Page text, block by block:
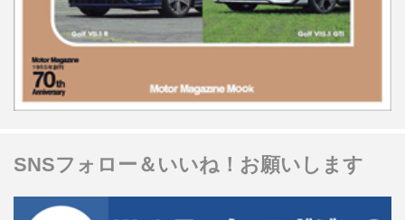
SNSフォロー＆いいね！お願いします